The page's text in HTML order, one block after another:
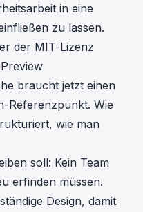
in eine
zu lassen.
der MIT-Lizenz
braucht jetzt einen
Referenzpunkt. Wie
wie man
soll: Kein Team
erfinden müssen.
Design, damit